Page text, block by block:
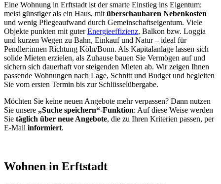
Eine Wohnung in Erftstadt ist der smarte Einstieg ins Eigentum:
meist günstiger als ein Haus, mit überschaubaren Nebenkosten
und wenig Pflegeaufwand durch Gemeinschaftseigentum. Viele
Objekte punkten mit guterEnergieeffizienz, Balkon bzw. Loggia
und kurzen Wegen zu Bahn, Einkauf und Natur – ideal für
Pendler:innen Richtung Köln/Bonn. Als Kapitalanlage lassen sich
solide Mieten erzielen, als Zuhause bauen Sie Vermögen auf und
sichern sich dauerhaft vor steigenden Mieten ab. Wir zeigen Ihnen
passende Wohnungen nach Lage, Schnitt und Budget und begleiten
Sie vom ersten Termin bis zur Schlüsselübergabe.
Möchten Sie keine neuen Angebote mehr verpassen? Dann nutzen
Sie unsere „Suche speichern“-Funktion: Auf diese Weise werden
Sie täglich über neue Angebote, die zu Ihren Kriterien passen, per
E-Mail informiert.
Wohnen in Erftstadt